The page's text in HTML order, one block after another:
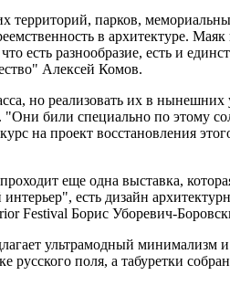
парков,
в архитектуре.
есть разнообразие, есть и
Алексей Комов.
но реализовать их в нынешних
били специально по этому
на проект восстановления
еще одна выставка,
есть дизайн
Festival Борис Уборевич-
ультрамодный минимализм
поля, а табуретки